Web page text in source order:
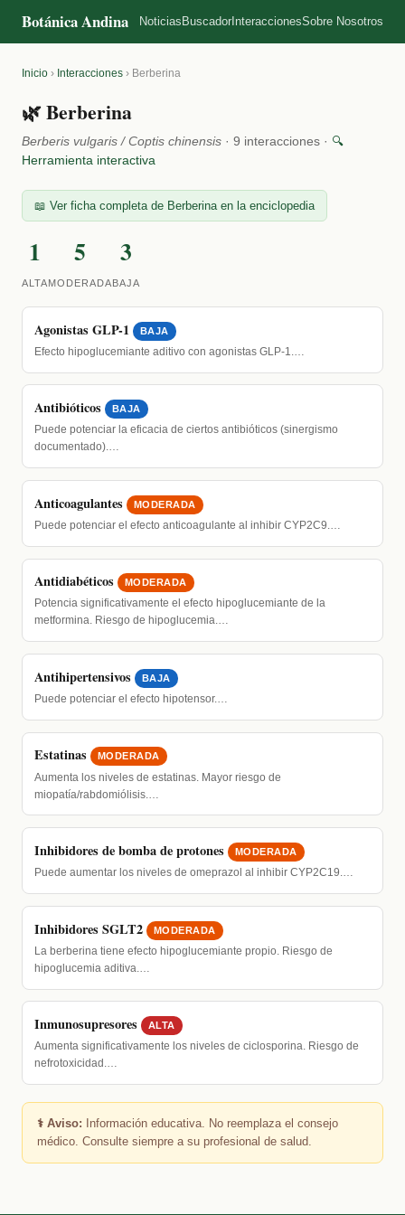
Botánica Andina Noticias Buscador InteraccionesSobre Nosotros
Inicio › Interacciones › Berberina
🌿 Berberina
Berberis vulgaris / Coptis chinensis · 9 interacciones · 🔍
Herramienta interactiva
📖 Ver ficha completa de Berberina en la enciclopedia
1
ALTA
5
MODERADA
3
BAJA
Agonistas GLP-1 BAJA
Efecto hipoglucemiante aditivo con agonistas GLP-1.…
Antibióticos BAJA
Puede potenciar la eficacia de ciertos antibióticos (sinergismo
documentado).…
Anticoagulantes MODERADA
Puede potenciar el efecto anticoagulante al inhibir CYP2C9.…
Antidiabéticos MODERADA
Potencia significativamente el efecto hipoglucemiante de la
metformina. Riesgo de hipoglucemia.…
Antihipertensivos BAJA
Puede potenciar el efecto hipotensor.…
Estatinas MODERADA
Aumenta los niveles de estatinas. Mayor riesgo de
miopatía/rabdomiólisis.…
Inhibidores de bomba de protones MODERADA
Puede aumentar los niveles de omeprazol al inhibir CYP2C19.…
Inhibidores SGLT2 MODERADA
La berberina tiene efecto hipoglucemiante propio. Riesgo de
hipoglucemia aditiva.…
Inmunosupresores ALTA
Aumenta significativamente los niveles de ciclosporina. Riesgo de
nefrotoxicidad.…
⚕️ Aviso: Información educativa. No reemplaza el consejo
médico. Consulte siempre a su profesional de salud.